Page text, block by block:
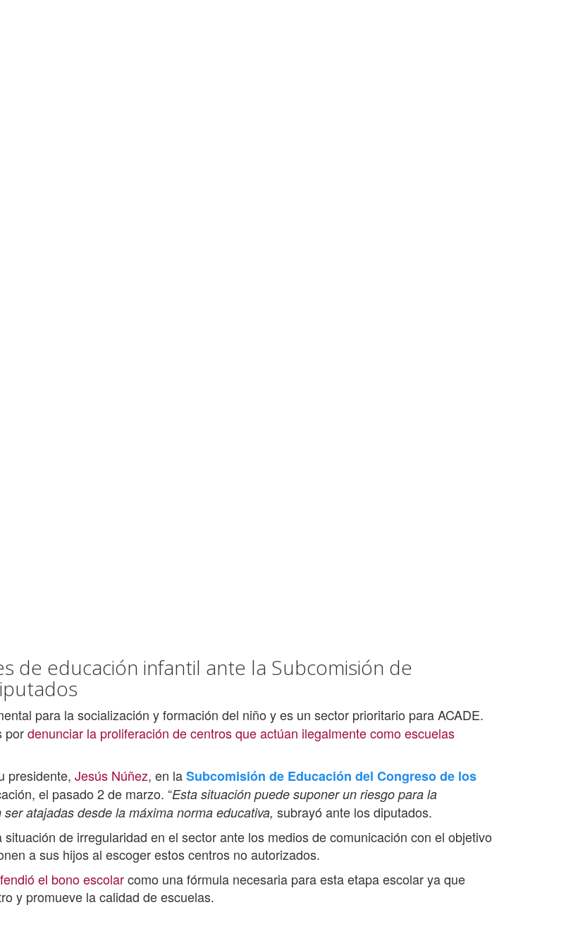
de educación infantil ante la Subcomisión de
para la socialización y formación del niño y es un sector prioritario para ACADE.
pordenunciar la proliferación de centros que actúan ilegalmente como escuelas
presidente, Jesús Núñez, en laSubcomisión de Educación del Congreso de los
el pasado 2 de marzo. “Esta situación puede suponer un riesgo para la
atajadas desde la máxima norma educativa, subrayó ante los diputados.
de irregularidad en el sector ante los medios de comunicación con el objetivo
a sus hijos al escoger estos centros no autorizados.
el bono escolarcomo una fórmula necesaria para esta etapa escolar ya que
y promueve la calidad de escuelas.